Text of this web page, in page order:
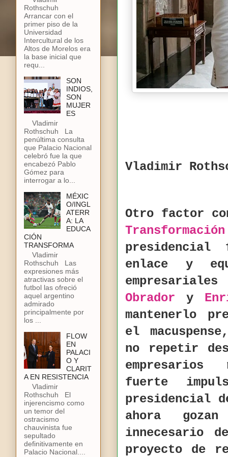
Vladimir
Otro factor
Transformación
enlace y
Obrador y
mantenerlo
el
no repetir
fuerte
presidencial
ahora
innecesario
proyecto de
Rothschuh
Arrancar con el
primer piso de la
Universidad
Intercultural de los
Altos de Morelos era
la base inicial que
requ...
SON
INDIOS,
SON
MUJER
ES
Vladimir
Rothschuh La
penúltima consulta
que Palacio Nacional
celebró fue la que
encabezó Pablo
Gómez para
interrogar a lo...
MÉXIC
O/INGL
ATERR
A: LA
EDUCA
CIÓN
TRANSFORMA
Vladimir
Rothschuh Las
expresiones más
atractivas sobre el
futbol las ofreció
aquel argentino
admirado
principalmente por
los ...
FLOW
EN
PALACI
O Y
CLARIT
A EN RESISTENCIA
Vladimir
Rothschuh El
injerencismo como
un temor del
ostracismo
chauvinista fue
sepultado
definitivamente en
Palacio Nacional....